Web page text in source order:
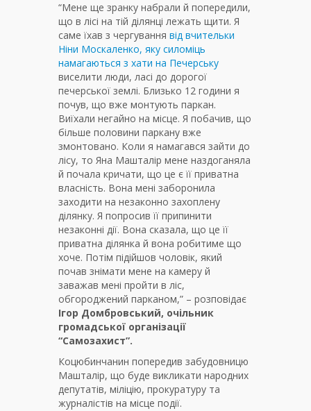
“Мене ще зранку набрали й попередили,
що в лісі на тій ділянці лежать щити. Я
саме їхав з чергування від вчительки
Ніни Москаленко, яку силоміць
намагаються з хати на Печерську
виселити люди, ласі до дорогої
печерської землі. Близько 12 години я
почув, що вже монтують паркан.
Виїхали негайно на місце. Я побачив, що
більше половини паркану вже
змонтовано. Коли я намагався зайти до
лісу, то Яна Машталір мене наздоганяла
й почала кричати, що це є її приватна
власність. Вона мені заборонила
заходити на незаконно захоплену
ділянку. Я попросив її припинити
незаконні дії. Вона сказала, що це її
приватна ділянка й вона робитиме що
хоче. Потім підійшов чоловік, який
почав знімати мене на камеру й
заважав мені пройти в ліс,
обгороджений парканом,” – розповідає
Ігор Домбровський, очільник
громадської організації
“Самозахист”.
Коцюбинчанин попередив забудовницю
Машталір, що буде викликати народних
депутатів, міліцію, прокуратуру та
журналістів на місце події.